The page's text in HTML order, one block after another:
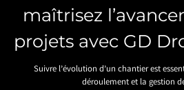
maîtrisez
projets avec GD
Suivre l’évolution d’un chantier est
déroulement et la gestion